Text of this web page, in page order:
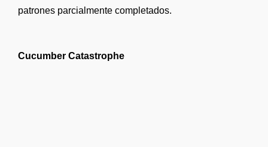
patrones parcialmente completados.
Cucumber Catastrophe